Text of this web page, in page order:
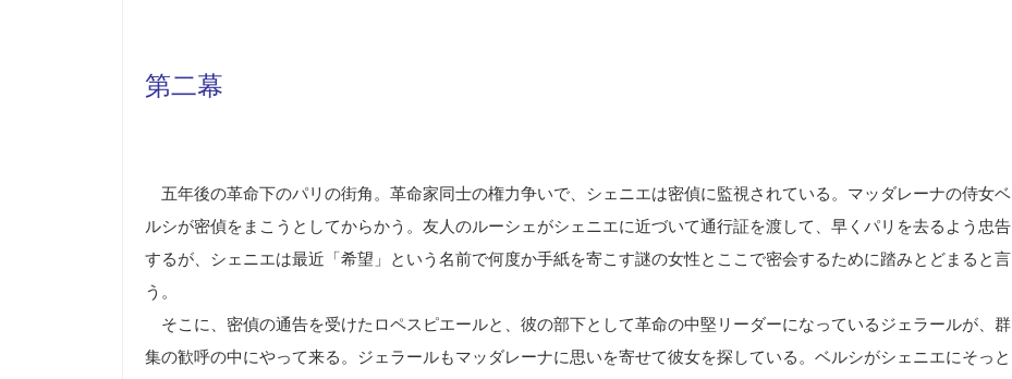
第二幕
五年後の革命下のパリの街角。革命家同士の権力争いで、シェニエは密偵に監視されている。マッダレーナの侍女ベ
ルシが密偵をまこうとしてからかう。友人のルーシェがシェニエに近づいて通行証を渡して、早くパリを去るよう忠告
するが、シェニエは最近「希望」という名前で何度か手紙を寄こす謎の女性とここで密会するために踏みとどまると言
う。
そこに、密偵の通告を受けたロペスピエールと、彼の部下として革命の中堅リーダーになっているジェラールが、群
集の歓呼の中にやって来る。ジェラールもマッダレーナに思いを寄せて彼女を探している。ベルシがシェニエにそっと